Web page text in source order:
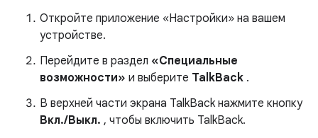
Откройте приложение «Настройки» на вашем
устройстве.
Перейдите в раздел «Специальные
возможности» и выберите TalkBack .
В верхней части экрана TalkBack нажмите кнопку
Вкл./Выкл. , чтобы включить TalkBack.